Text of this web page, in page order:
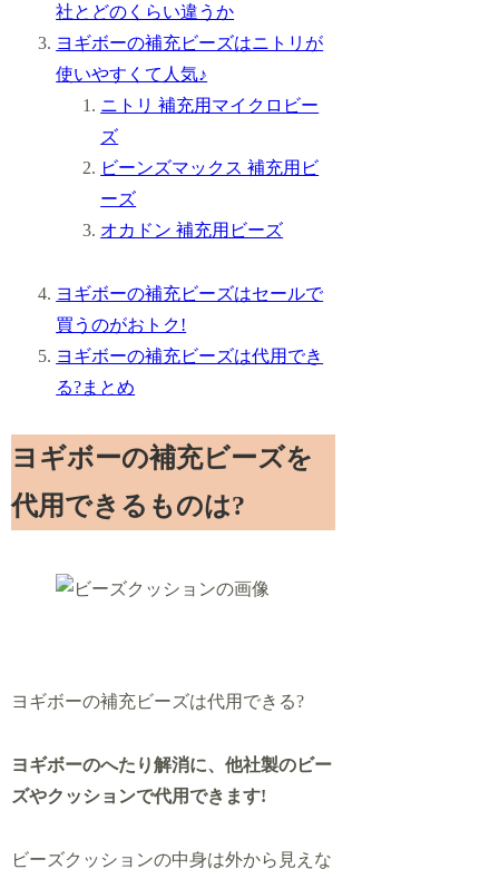
社とどのくらい違うか
ヨギボーの補充ビーズはニトリが
使いやすくて人気♪
ニトリ 補充用マイクロビー
ズ
ビーンズマックス 補充用ビ
ーズ
オカドン 補充用ビーズ
ヨギボーの補充ビーズはセールで
買うのがおトク!
ヨギボーの補充ビーズは代用でき
る?まとめ
ヨギボーの補充ビーズを
代用できるものは?
ヨギボーの補充ビーズは代用できる?
ヨギボーのへたり解消に、他社製のビー
ズやクッションで代用できます!
ビーズクッションの中身は外から見えな